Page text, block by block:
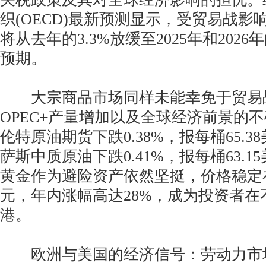
织(OECD)最新预测显示，受贸易战影
将从去年的3.3%放缓至2025年和2026
预期。
大宗商品市场同样未能幸免于贸易
OPEC+产量增加以及全球经济前景的
伦特原油期货下跌0.38%，报每桶
萨斯中质原油下跌0.41%，报每桶
黄金作为避险资产依然坚挺，价格稳定
元，年内涨幅高达28%，成为投资者
港。
欧洲与美国的经济信号：劳动力市